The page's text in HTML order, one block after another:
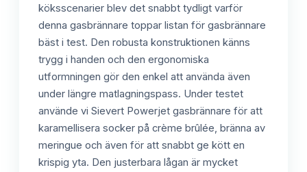
köksscenarier blev det snabbt tydligt varför
denna gasbrännare toppar listan för gasbrännare
bäst i test. Den robusta konstruktionen känns
trygg i handen och den ergonomiska
utformningen gör den enkel att använda även
under längre matlagningspass. Under testet
använde vi Sievert Powerjet gasbrännare för att
karamellisera socker på crème brûlée, bränna av
meringue och även för att snabbt ge kött en
krispig yta. Den justerbara lågan är mycket